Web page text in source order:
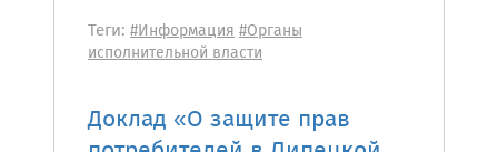
Теги: #Информация#Органы
исполнительной власти
Доклад «О защите прав